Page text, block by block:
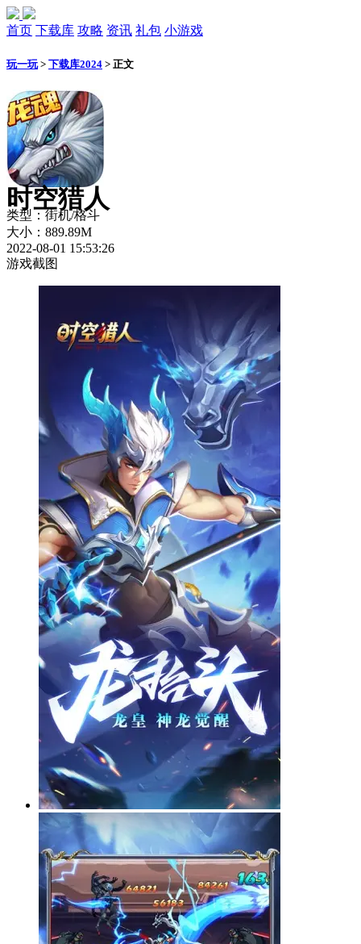
首页 下载库 攻略 资讯 礼包 小游戏
玩一玩> 下载库2024 > 正文
时空猎人
类型：街机/格斗
大小：889.89M
2022-08-01 15:53:26
游戏截图